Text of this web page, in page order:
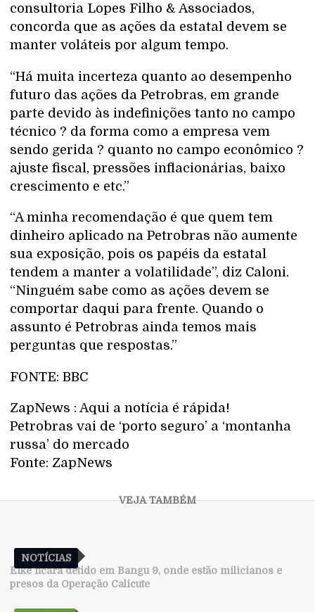
consultoria Lopes Filho & Associados,
concorda que as ações da estatal devem se
manter voláteis por algum tempo.
“Há muita incerteza quanto ao desempenho
futuro das ações da Petrobras, em grande
parte devido às indefinições tanto no campo
técnico ? da forma como a empresa vem
sendo gerida ? quanto no campo econômico ?
ajuste fiscal, pressões inflacionárias, baixo
crescimento e etc.”
“A minha recomendação é que quem tem
dinheiro aplicado na Petrobras não aumente
sua exposição, pois os papéis da estatal
tendem a manter a volatilidade”, diz Caloni.
“Ninguém sabe como as ações devem se
comportar daqui para frente. Quando o
assunto é Petrobras ainda temos mais
perguntas que respostas.”
FONTE: BBC
ZapNews : Aqui a notícia é rápida!
Petrobras vai de ‘porto seguro’ a ‘montanha
russa’ do mercado
Fonte: ZapNews
NOTÍCIAS
Eike ficará detido em Bangu 9, onde estão milicianos e
presos da Operação Calicute